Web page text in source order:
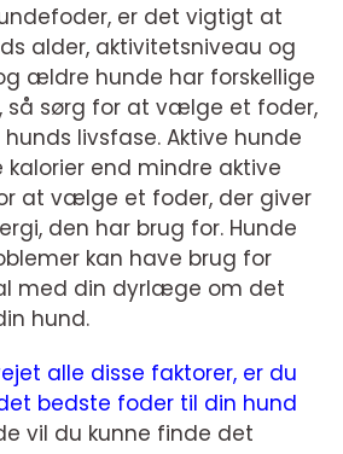
er det vigtigt at
alder, aktivitetsniveau og
ældre hunde har forskellige
så sørg for at vælge et foder,
livsfase. Aktive hunde
end mindre aktive
at vælge et foder, der giver
den har brug for. Hunde
kan have brug for
med din dyrlæge om det
hund.
alle disse faktorer, er du
bedste foder til din hund
vil du kunne finde det